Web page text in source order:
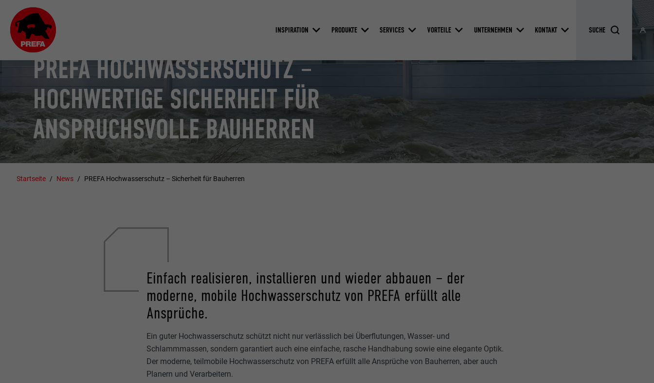
INSPIRATION PRODUKTE SERVICES VORTEILE UNTERNEHMEN KONTAKT
PREFA HOCHWASSERSCHUTZ –
HOCHWERTIGE SICHERHEIT FÜR
ANSPRUCHSVOLLE BAUHERREN
Startseite News PREFA Hochwasserschutz – Sicherheit für Bauherren
Einfach realisieren, installieren und wieder abbauen – der
moderne, mobile Hochwasserschutz von PREFA erfüllt alle
Ansprüche.
Ein guter Hochwasserschutz schützt nicht nur verlässlich bei Überflutungen, Wasser- und
Schlammmassen, sondern garantiert auch eine einfache, rasche Handhabung sowie eine elegante Optik.
Der moderne, teilmobile Hochwasserschutz von PREFA erfüllt alle Ansprüche von Bauherren, aber auch
Planern und Verarbeitern.